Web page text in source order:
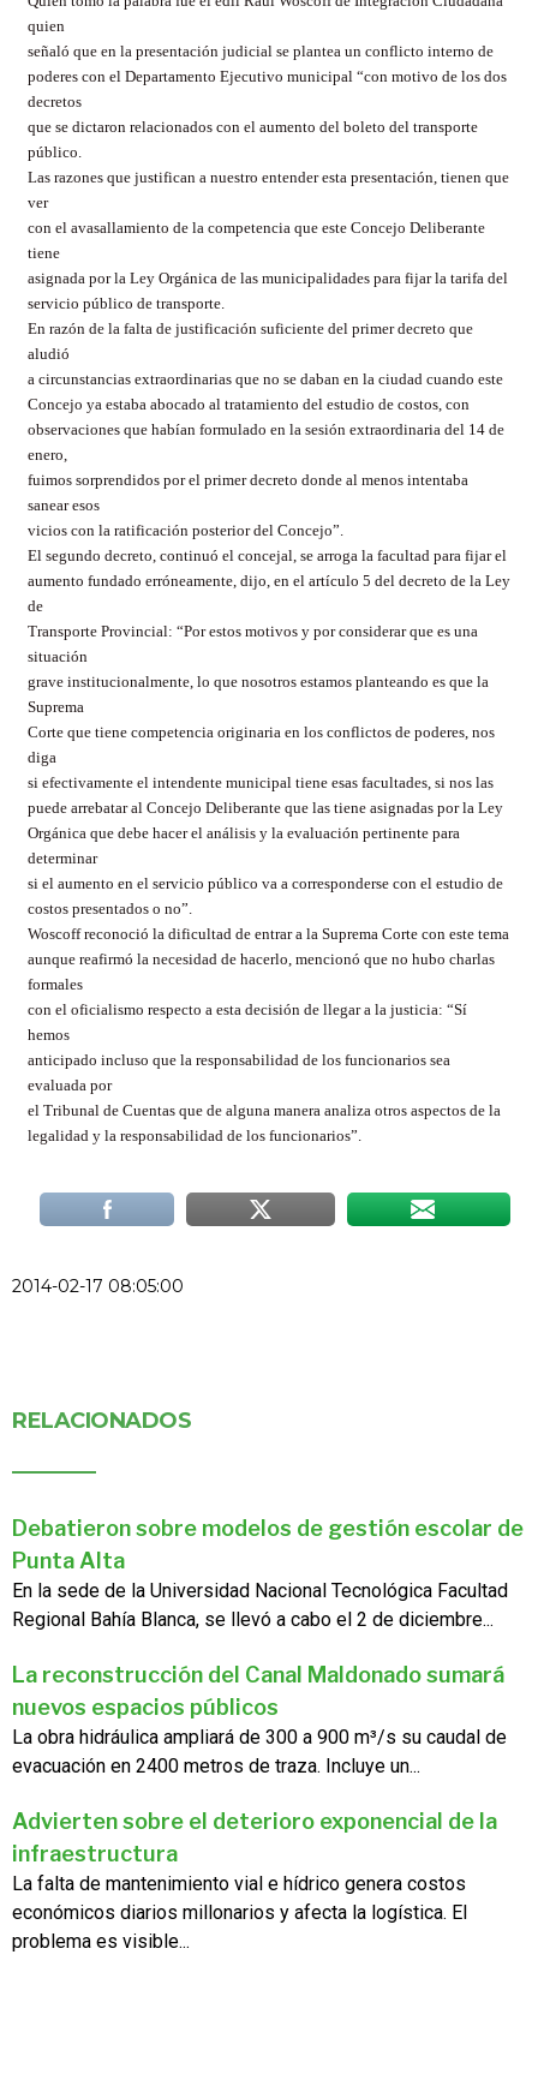
quien
señaló que en la presentación judicial se plantea un conflicto interno de
poderes con el Departamento Ejecutivo municipal “con motivo de los dos
decretos
que se dictaron relacionados con el aumento del boleto del transporte
público.
Las razones que justifican a nuestro entender esta presentación, tienen que
ver
con el avasallamiento de la competencia que este Concejo Deliberante
tiene
asignada por la Ley Orgánica de las municipalidades para fijar la tarifa del
servicio público de transporte.
En razón de la falta de justificación suficiente del primer decreto que
aludió
a circunstancias extraordinarias que no se daban en la ciudad cuando este
Concejo ya estaba abocado al tratamiento del estudio de costos, con
observaciones que habían formulado en la sesión extraordinaria del 14 de
enero,
fuimos sorprendidos por el primer decreto donde al menos intentaba
sanear esos
vicios con la ratificación posterior del Concejo”.
El segundo decreto, continuó el concejal, se arroga la facultad para fijar el
aumento fundado erróneamente, dijo, en el artículo 5 del decreto de la Ley
de
Transporte Provincial: “Por estos motivos y por considerar que es una
situación
grave institucionalmente, lo que nosotros estamos planteando es que la
Suprema
Corte que tiene competencia originaria en los conflictos de poderes, nos
diga
si efectivamente el intendente municipal tiene esas facultades, si nos las
puede arrebatar al Concejo Deliberante que las tiene asignadas por la Ley
Orgánica que debe hacer el análisis y la evaluación pertinente para
determinar
si el aumento en el servicio público va a corresponderse con el estudio de
costos presentados o no”.
Woscoff reconoció la dificultad de entrar a la Suprema Corte con este tema
aunque reafirmó la necesidad de hacerlo, mencionó que no hubo charlas
formales
con el oficialismo respecto a esta decisión de llegar a la justicia: “Sí
hemos
anticipado incluso que la responsabilidad de los funcionarios sea
evaluada por
el Tribunal de Cuentas que de alguna manera analiza otros aspectos de la
legalidad y la responsabilidad de los funcionarios”.
2014-02-17 08:05:00
RELACIONADOS
Debatieron sobre modelos de gestión escolar de
Punta Alta
En la sede de la Universidad Nacional Tecnológica Facultad
Regional Bahía Blanca, se llevó a cabo el 2 de diciembre...
La reconstrucción del Canal Maldonado sumará
nuevos espacios públicos
La obra hidráulica ampliará de 300 a 900 m³/s su caudal de
evacuación en 2400 metros de traza. Incluye un...
Advierten sobre el deterioro exponencial de la
infraestructura
La falta de mantenimiento vial e hídrico genera costos
económicos diarios millonarios y afecta la logística. El
problema es visible...